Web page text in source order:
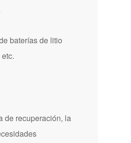
baterías de litio
de recuperación, la